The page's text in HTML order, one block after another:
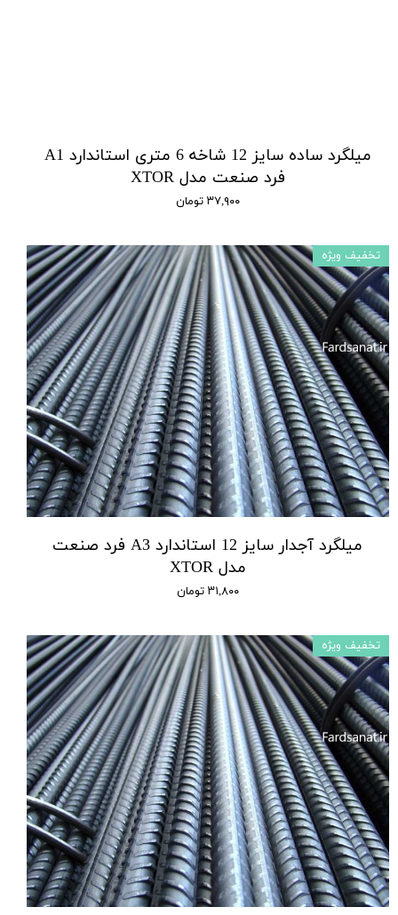
میلگرد ساده سایز 12 شاخه 6 متری استاندارد A1
فرد صنعت مدل XTOR
۳۷,۹۰۰ تومان
میلگرد آجدار سایز 12 استاندارد A3 فرد صنعت
مدل XTOR
۳۱,۸۰۰ تومان
تخفیف ویژه
تخفیف ویژه